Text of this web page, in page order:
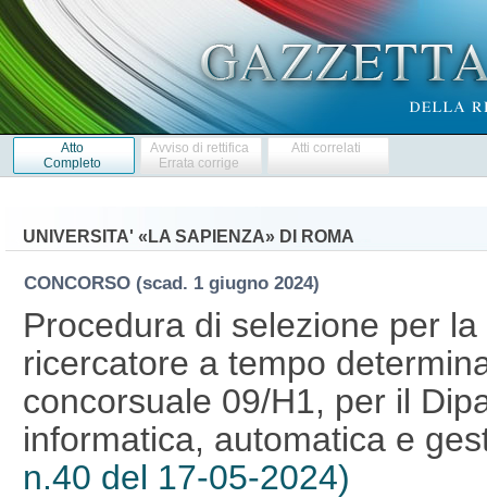
Atto
Completo
Avviso di rettifica
Errata corrige
Atti correlati
UNIVERSITA' «LA SAPIENZA» DI ROMA
CONCORSO (scad. 1 giugno 2024)
Procedura di selezione per
ricercatore a tempo
concorsuale 09/H1, per il
informatica, automatica e
n.40 del 17-05-2024)